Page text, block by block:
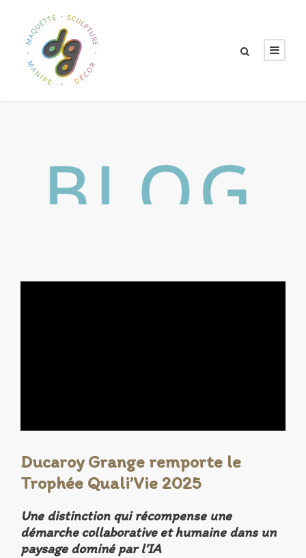
Ducaroy Grange remporte le
Trophée Quali’Vie 2025
Une distinction qui récompense une
démarche collaborative et humaine dans un
paysage dominé par l’IA